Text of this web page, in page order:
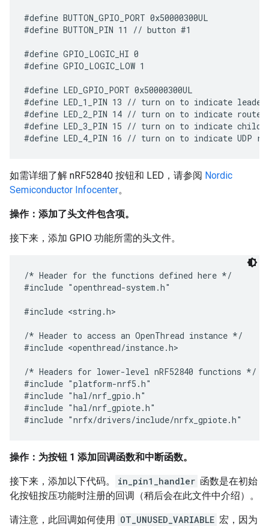
#define BUTTON_GPIO_PORT 0x50000300UL
#define BUTTON_PIN 11 // button #1
#define GPIO_LOGIC_HI 0
#define GPIO_LOGIC_LOW 1
#define LED_GPIO_PORT 0x50000300UL
#define LED_1_PIN 13 // turn on to indicate
#define LED_2_PIN 14 // turn on to indicate
#define LED_3_PIN 15 // turn on to indicate child
如需详细了解 nRF52840 按钮和 LED，请参阅 Nordic
Semiconductor Infocenter。
操作：添加了头文件包含项。
接下来，添加 GPIO 功能所需的头文件。
/* Header for the functions defined here */
#include "openthread-system.h"
#include <string.h>
/* Header to access an OpenThread instance */
#include <openthread/instance.h>
/* Headers for lower-level nRF52840 functions */
#include "platform-nrf5.h"
#include "hal/nrf_gpio.h"
#include "hal/nrf_gpiote.h"
操作：为按钮 1 添加回调函数和中断函数。
接下来，添加以下代码。 in_pin1_handler 函数是在初始
化按钮按压功能时注册的回调（稍后会在此文件中介绍）。
请注意，此回调如何使用 OT_UNUSED_VARIABLE 宏，因为